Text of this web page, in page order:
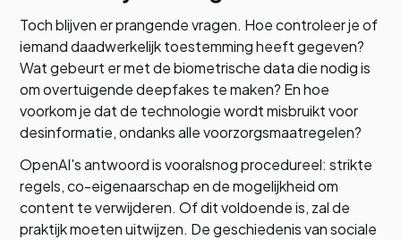
Toch blijven er prangende vragen. Hoe controleer je of
iemand daadwerkelijk toestemming heeft gegeven?
Wat gebeurt er met de biometrische data die nodig is
om overtuigende deepfakes te maken? En hoe
voorkom je dat de technologie wordt misbruikt voor
desinformatie, ondanks alle voorzorgsmaatregelen?
OpenAI's antwoord is vooralsnog procedureel: strikte
regels, co-eigenaarschap en de mogelijkheid om
content te verwijderen. Of dit voldoende is, zal de
praktijk moeten uitwijzen. De geschiedenis van sociale